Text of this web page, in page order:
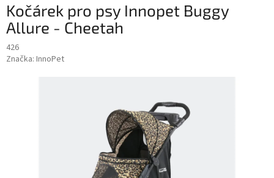
Kočárek pro psy Innopet Buggy
Allure - Cheetah
426
Značka: InnoPet